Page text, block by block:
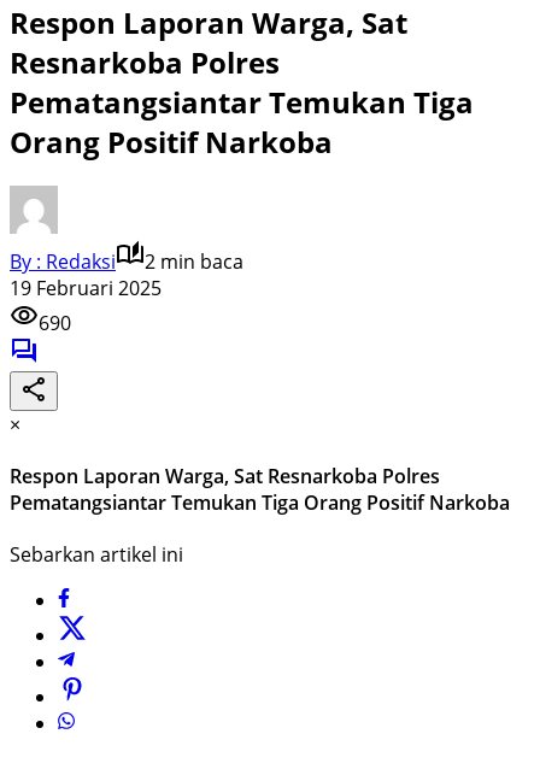
Respon Laporan Warga, Sat
Resnarkoba Polres
Pematangsiantar Temukan Tiga
Orang Positif Narkoba
By : Redaksi
2 min baca
19 Februari 2025
690
×
Respon Laporan Warga, Sat Resnarkoba Polres
Pematangsiantar Temukan Tiga Orang Positif Narkoba
Sebarkan artikel ini